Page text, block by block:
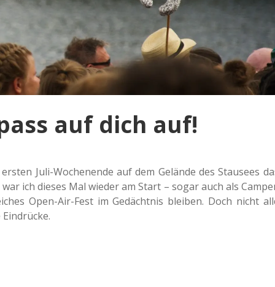
auf dich auf!
Juli-Wochen­en­de auf dem Gelän­de des Stau­sees
ich dieses Mal wieder am Start – sogar auch als
Open-Air-Fest im Gedächt­nis blei­ben. Doch nicht